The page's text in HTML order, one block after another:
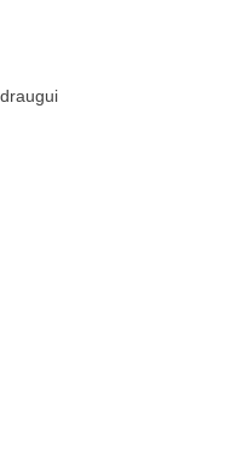
Malonus pojūtis ant odos